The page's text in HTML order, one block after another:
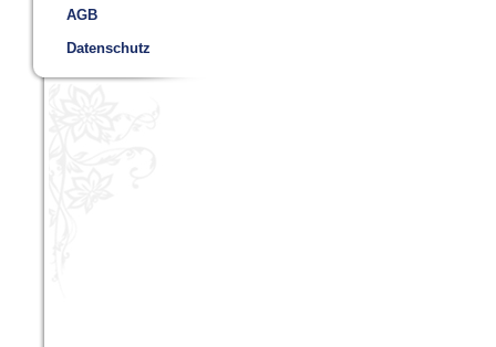
AGB
Datenschutz